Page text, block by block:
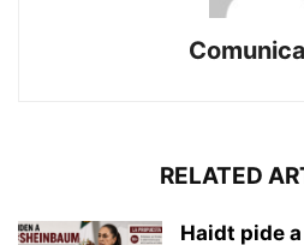
RELATED
Haidt pide